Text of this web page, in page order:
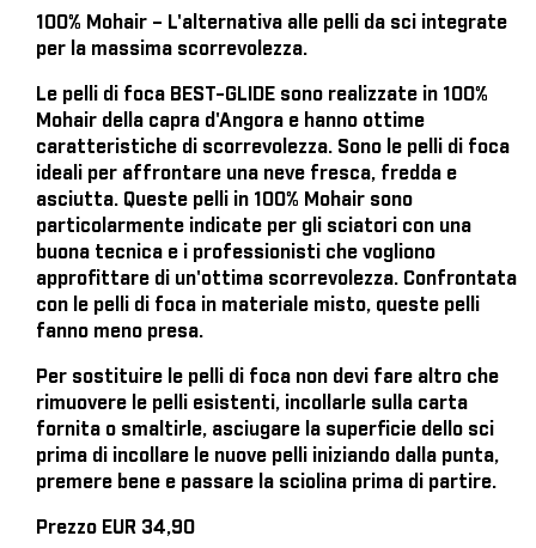
100% Mohair – L'alternativa alle pelli da sci integrate
per la massima scorrevolezza.
Le pelli di foca BEST-GLIDE sono realizzate in 100%
Mohair della capra d'Angora e hanno ottime
caratteristiche di scorrevolezza. Sono le pelli di foca
ideali per affrontare una neve fresca, fredda e
asciutta. Queste pelli in 100% Mohair sono
particolarmente indicate per gli sciatori con una
buona tecnica e i professionisti che vogliono
approfittare di un'ottima scorrevolezza. Confrontata
con le pelli di foca in materiale misto, queste pelli
fanno meno presa.
Per sostituire le pelli di foca non devi fare altro che
rimuovere le pelli esistenti, incollarle sulla carta
fornita o smaltirle, asciugare la superficie dello sci
prima di incollare le nuove pelli iniziando dalla punta,
premere bene e passare la sciolina prima di partire.
Prezzo EUR 34,90